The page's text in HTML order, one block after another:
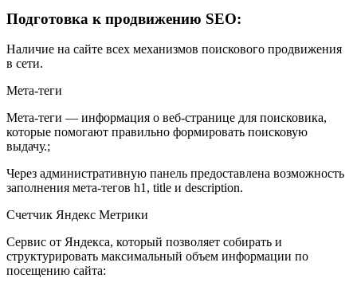
Подготовка к продвижению SEO:
Наличие на сайте всех механизмов поискового продвижения
в сети.
Мета-теги
Мета-теги — информация о веб-странице для поисковика,
которые помогают правильно формировать поисковую
выдачу.;
Через административную панель предоставлена возможность
заполнения мета-тегов h1, title и description.
Счетчик Яндекс Метрики
Сервис от Яндекса, который позволяет собирать и
структурировать максимальный объем информации по
посещению сайта: